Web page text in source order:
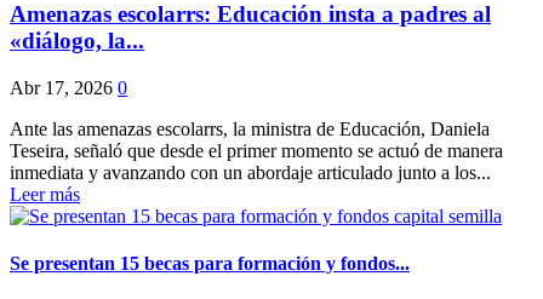
Amenazas escolarrs: Educación insta a padres al
«diálogo, la...
Abr 17, 2026 0
Ante las amenazas escolarrs, la ministra de Educación, Daniela
Teseira, señaló que desde el primer momento se actuó de manera
inmediata y avanzando con un abordaje articulado junto a los...
Leer más
Se presentan 15 becas para formación y fondos...